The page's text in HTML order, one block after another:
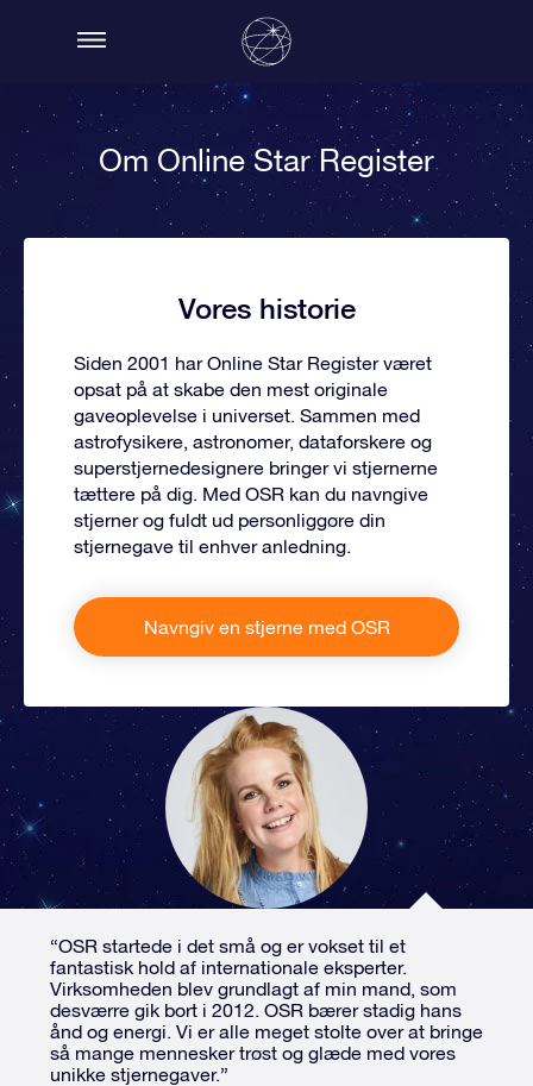
Om Online Star Register
Vores historie
Siden 2001 har Online Star Register været
opsat på at skabe den mest originale
gaveoplevelse i universet. Sammen med
astrofysikere, astronomer, dataforskere og
superstjernedesignere bringer vi stjernerne
tættere på dig. Med OSR kan du navngive
stjerner og fuldt ud personliggøre din
stjernegave til enhver anledning.
Navngiv en stjerne med OSR
“OSR startede i det små og er vokset til et
fantastisk hold af internationale eksperter.
Virksomheden blev grundlagt af min mand, som
desværre gik bort i 2012. OSR bærer stadig hans
ånd og energi. Vi er alle meget stolte over at bringe
så mange mennesker trøst og glæde med vores
unikke stjernegaver.”